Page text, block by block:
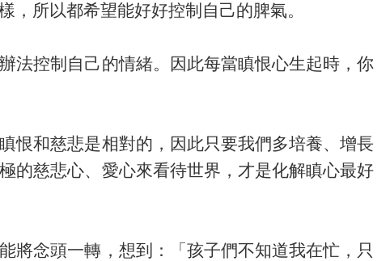
所以都希望能好好控制自己的脾氣。
控制自己的情緒。因此每當瞋恨心生起時，你
和慈悲是相對的，因此只要我們多培養、增長
的慈悲心、愛心來看待世界，才是化解瞋心最好
念頭一轉，想到：「孩子們不知道我在忙，只